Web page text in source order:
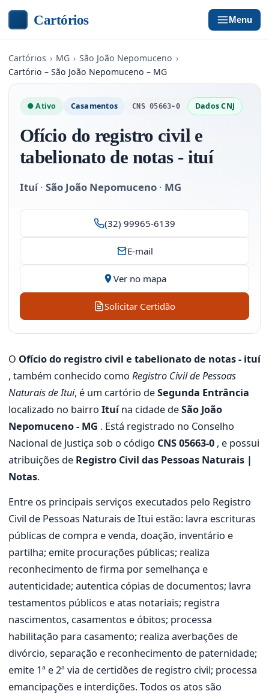
Cartórios Menu
Cartórios › MG › São João Nepomuceno ›
Cartório – São João Nepomuceno – MG
● Ativo Casamentos CNS 05663-0 Dados CNJ
Ofício do registro civil e
tabelionato de notas - ituí
Ituí· São João Nepomuceno · MG
(32) 99965-6139
E-mail
Ver no mapa
Solicitar Certidão
O Ofício do registro civil e tabelionato de notas - ituí
, também conhecido como Registro Civil de Pessoas
Naturais de Itui, é um cartório deSegunda Entrância
localizado no bairro Ituína cidade deSão João
Nepomuceno - MG . Está registrado no Conselho
Nacional de Justiça sob o código CNS 05663-0 , e possui
atribuições de Registro Civil das Pessoas Naturais |
Notas.
Entre os principais serviços executados pelo Registro
Civil de Pessoas Naturais de Itui estão: lavra escrituras
públicas de compra e venda, doação, inventário e
partilha; emite procurações públicas; realiza
reconhecimento de firma por semelhança e
autenticidade; autentica cópias de documentos; lavra
testamentos públicos e atas notariais; registra
nascimentos, casamentos e óbitos; processa
habilitação para casamento; realiza averbações de
divórcio, separação e reconhecimento de paternidade;
emite 1ª e 2ª via de certidões de registro civil; processa
emancipações e interdições. Todos os atos são